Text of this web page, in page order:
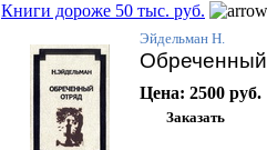
Книги дороже 50 тыс. руб.
Эйдельман Н.
Цена: 2500 руб.